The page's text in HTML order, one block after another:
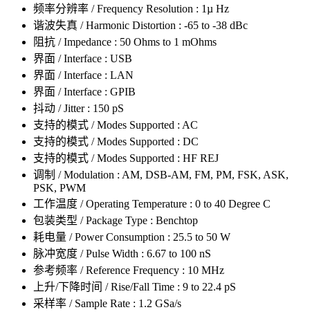
频率分辨率 / Frequency Resolution : 1µ Hz
谐波失真 / Harmonic Distortion : -65 to -38 dBc
阻抗 / Impedance : 50 Ohms to 1 mOhms
界面 / Interface : USB
界面 / Interface : LAN
界面 / Interface : GPIB
抖动 / Jitter : 150 pS
支持的模式 / Modes Supported : AC
支持的模式 / Modes Supported : DC
支持的模式 / Modes Supported : HF REJ
调制 / Modulation : AM, DSB-AM, FM, PM, FSK, ASK,
PSK, PWM
工作温度 / Operating Temperature : 0 to 40 Degree C
包装类型 / Package Type : Benchtop
耗电量 / Power Consumption : 25.5 to 50 W
脉冲宽度 / Pulse Width : 6.67 to 100 nS
参考频率 / Reference Frequency : 10 MHz
上升/下降时间 / Rise/Fall Time : 9 to 22.4 pS
采样率 / Sample Rate : 1.2 GSa/s